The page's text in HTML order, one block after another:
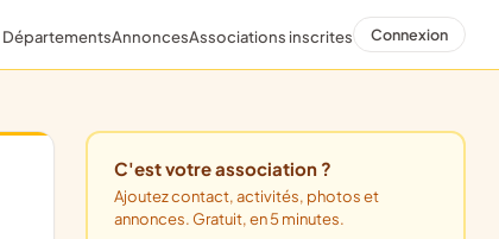
DépartementsAnnoncesAssociations inscrites Connexion
C'est votre association ?
Ajoutez contact, activités, photos et
annonces. Gratuit, en 5 minutes.